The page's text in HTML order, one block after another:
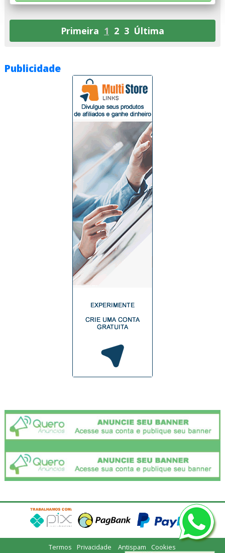
Primeira 1 2 3 Última
Publicidade
Termos Privacidade Antispam Cookies